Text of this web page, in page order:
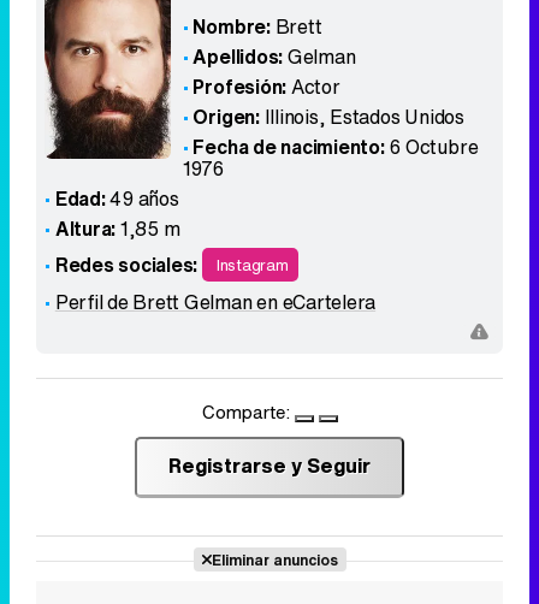
Nombre: Brett
Apellidos:Gelman
Profesión:Actor
Origen: Illinois, Estados Unidos
Fecha de nacimiento:6 Octubre
1976
Edad:49 años
Altura:1,85 m
Redes sociales:
Instagram
Perfil de Brett Gelman en eCartelera
Comparte:
Registrarse y Seguir
Eliminar anuncios